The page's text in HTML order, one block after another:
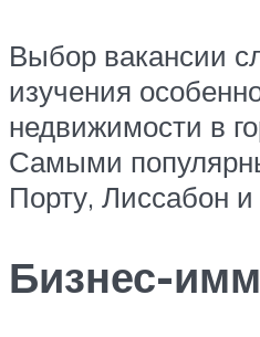
Выбор вакансии
изучения
недвижимости в
Самыми
Порту, Лиссабон и
Бизнес-